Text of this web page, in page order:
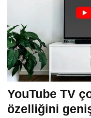
YouTube TV
özelliğini